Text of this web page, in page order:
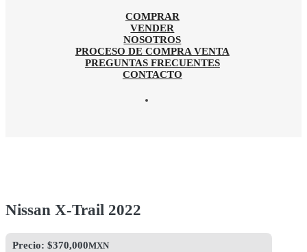
COMPRAR
VENDER
NOSOTROS
PROCESO DE COMPRA VENTA
PREGUNTAS FRECUENTES
CONTACTO
Nissan X-Trail 2022
Precio: $370,000MXN